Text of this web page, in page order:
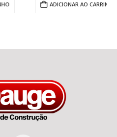
ADICIONAR AO CARRINHO